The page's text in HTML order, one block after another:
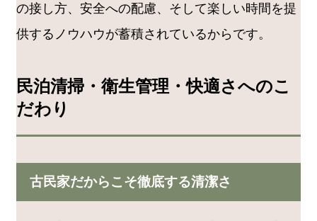
の接し方、安全への配慮、そして楽しい時間を提
供するノウハウが蓄積されているからです。
民泊清掃・衛生管理・快適さへのこ
だわり
古民家だからこそ徹底する清潔さ